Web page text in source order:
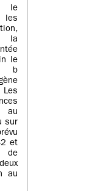
le
les
la
le
b
au
sur
et
de
au